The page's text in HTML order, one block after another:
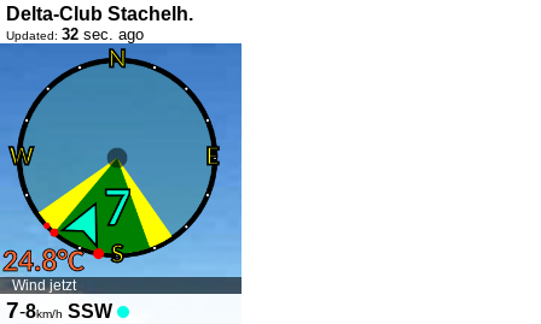
Delta-Club Stachelh.
Updated: 32 sec. ago
Wind jetzt
7-8km/h SSW